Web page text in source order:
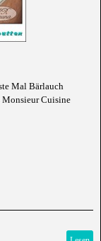
Mal Bärlauch
Monsieur Cuisine